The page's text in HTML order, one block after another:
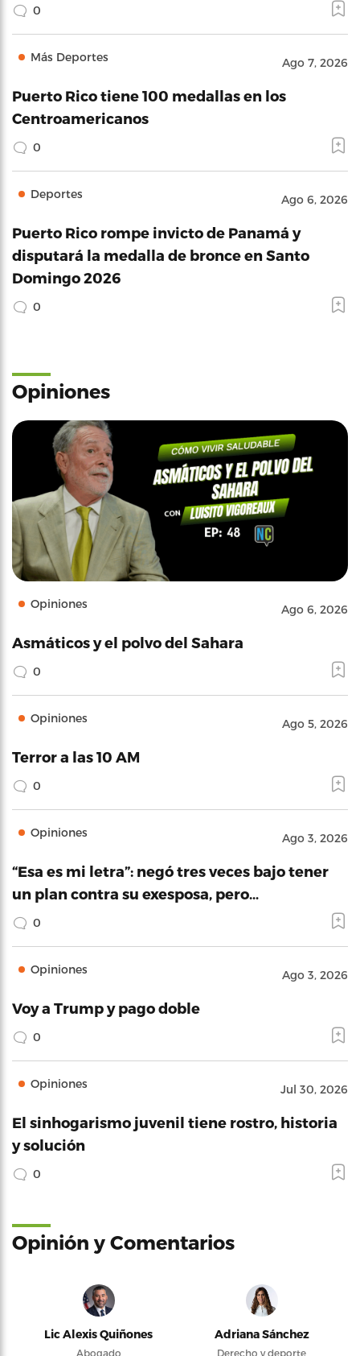
0
Más Deportes Ago 7, 2026
Puerto Rico tiene 100 medallas en los
Centroamericanos
0
Deportes Ago 6, 2026
Puerto Rico rompe invicto de Panamá y
disputará la medalla de bronce en Santo
Domingo 2026
0
Opiniones
Opiniones Ago 6, 2026
Asmáticos y el polvo del Sahara
0
Opiniones Ago 5, 2026
Terror a las 10 AM
0
Opiniones Ago 3, 2026
“Esa es mi letra”: negó tres veces bajo tener
un plan contra su exesposa, pero…
0
Opiniones Ago 3, 2026
Voy a Trump y pago doble
0
Opiniones Jul 30, 2026
El sinhogarismo juvenil tiene rostro, historia
y solución
0
Opinión y Comentarios
Lic Alexis Quiñones
Abogado
Adriana Sánchez
Derecho y deporte